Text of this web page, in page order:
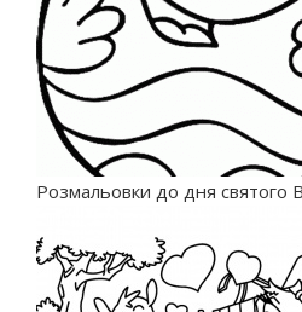
Розмальовки до дня святого